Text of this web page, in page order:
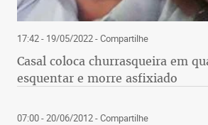
17:42 - 19/05/2022- Compartilhe
Casal coloca churrasqueira em
esquentar e morre asfixiado
07:00 - 20/06/2012- Compartilhe